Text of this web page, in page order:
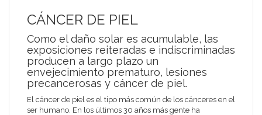
CÁNCER DE PIEL
Como el daño solar es acumulable, las
exposiciones reiteradas e indiscriminadas
producen a largo plazo un
envejecimiento prematuro, lesiones
precancerosas y cáncer de piel.
El cáncer de piel es el tipo más común de los cánceres en el
ser humano. En los últimos 30 años más gente ha